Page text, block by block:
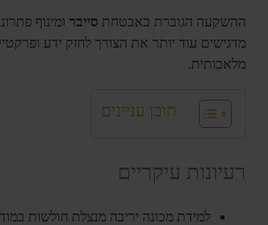
ההשקעה הגוברת באבטחת סייבר ומינוף
מדגישים עוד יותר את הצורך לחזק ידע
מלאכותית.
תוכן עניינים
רעיונות עיקריים
למידת מכונה יריבה מנצלת חולשות